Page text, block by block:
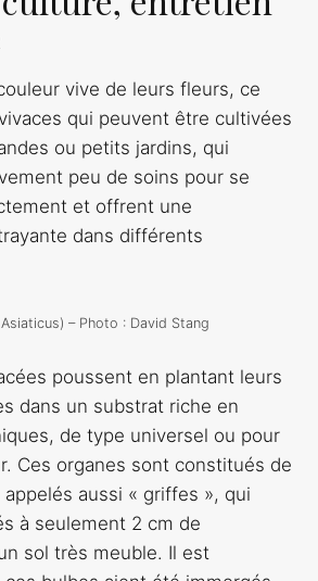
vive de leurs fleurs, ce
qui peuvent être cultivées
ou petits jardins, qui
peu de soins pour se
et offrent une
dans différents
– Photo : David Stang
poussent en plantant leurs
dans un substrat riche en
de type universel ou pour
Ces organes sont constitués de
aussi « griffes », qui
à seulement 2 cm de
sol très meuble. Il est